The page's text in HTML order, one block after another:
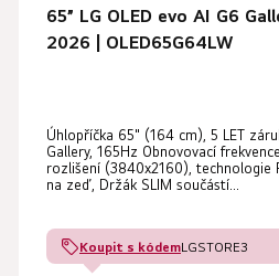
65” LG OLED evo AI G6
2026 | OLED65G64LW
Úhlopříčka 65" (164 cm), 5 LET
Gallery, 165Hz Obnovovací
rozlišení (3840x2160), technologie
na zeď, Držák SLIM součástí...
Koupit s kódemLGSTORE3